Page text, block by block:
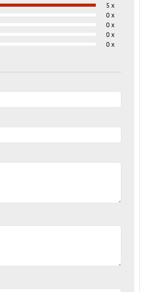
5 x
0 x
0 x
0 x
0 x